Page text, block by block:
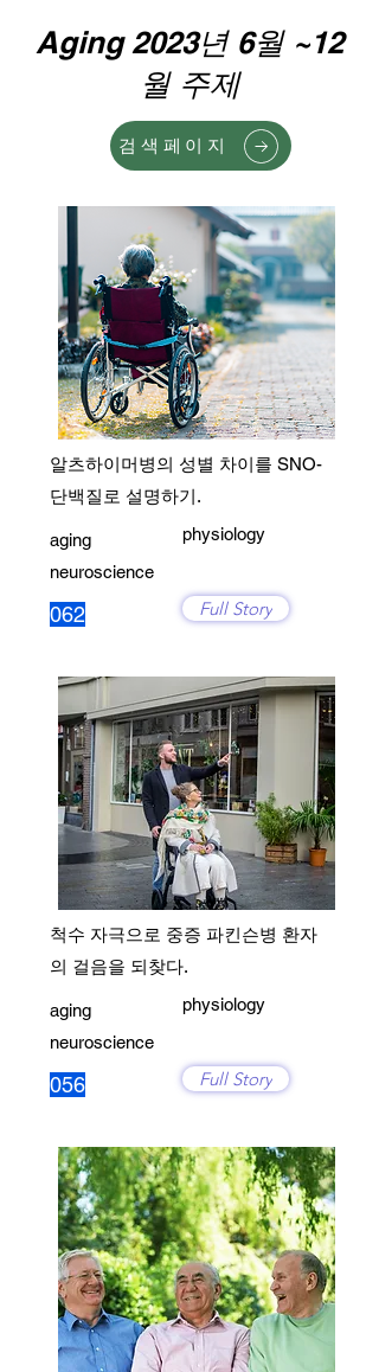
Aging 2023년 6월 ~12
월 주제
검색페이지
알츠하이머병의 성별 차이를 SNO-
단백질로 설명하기.
aging
neuroscience
062
physiology
Full Story
척수 자극으로 중증 파킨슨병 환자
의 걸음을 되찾다.
aging
neuroscience
056
physiology
Full Story